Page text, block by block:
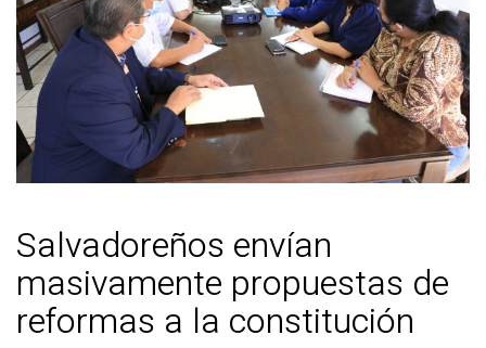
Salvadoreños envían
masivamente propuestas de
reformas a la constitución